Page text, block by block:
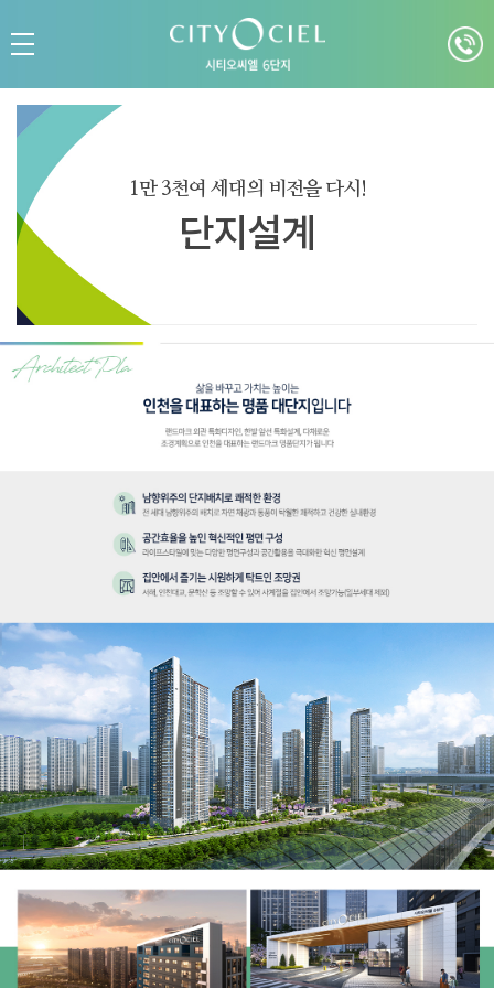
1만 3천여 세대의 비전을 다시!
단지설계